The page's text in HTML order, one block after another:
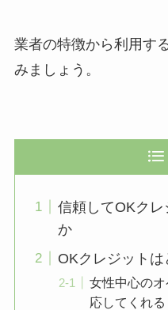
業者の特徴から利用す
みましょう。
信頼してOKク
か
OKクレジットは
女性中心の
応してくれる